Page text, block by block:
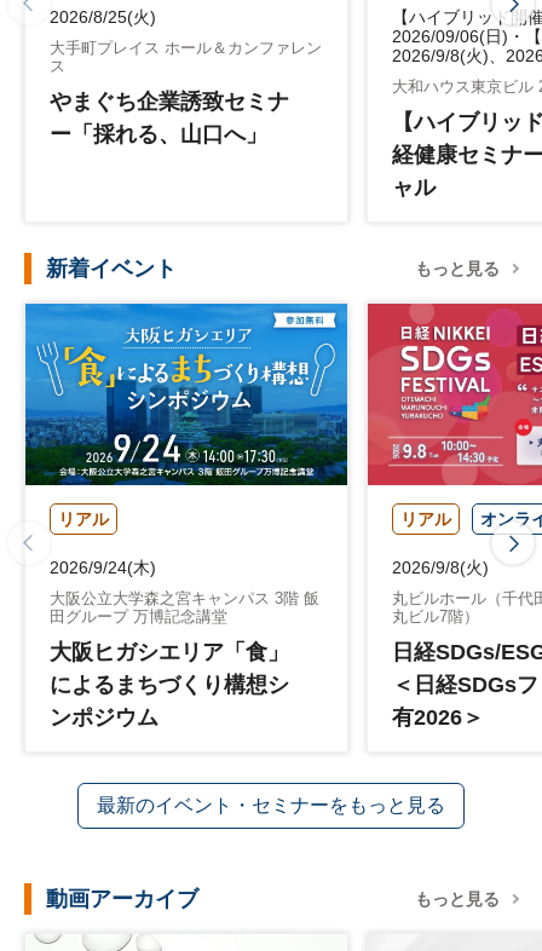
2026/8/25(火)
大手町プレイス ホール＆カンファレン
ス
やまぐち企業誘致セミナ
ー「採れる、山口へ」
【ハイブリッド開
2026/09/06(日)・
2026/9/8(火)、
大和ハウス東京ビル
【ハイブリッ
経健康セミナ
ャル
ージ
～診療報酬改
AI・DX・人財
持続可能な未
新着イベント もっと見る
リアル
2026/9/24(木)
大阪公立大学森之宮キャンパス 3階 飯
田グループ 万博記念講堂
大阪ヒガシエリア「食」
によるまちづくり構想シ
ンポジウム
リアル オンラ
2026/9/8(火)
丸ビルホール（千代
丸ビル7階）
日経SDGs/
＜日経SDGs
有2026＞
最新のイベント・セミナーをもっと見る
動画アーカイブ もっと見る